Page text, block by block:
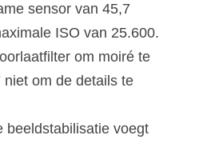
sensor van 45,7
ISO van 25.600.
om moiré te
om de details te
beeldstabilisatie voegt